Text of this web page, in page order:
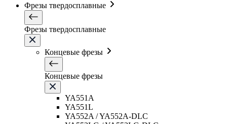
Фрезы твердосплавные
Фрезы твердосплавные
Концевые фрезы
Концевые фрезы
YA551A
YA551L
YA552A / YA552A-DLC